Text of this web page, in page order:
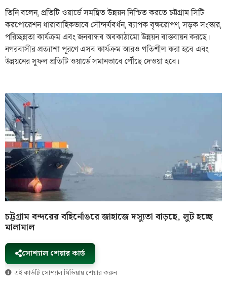
তিনি বলেন, প্রতিটি ওয়ার্ডে সমন্বিত উন্নয়ন নিশ্চিত করতে চট্টগ্রাম সিটি
করপোরেশন ধারাবাহিকভাবে সৌন্দর্যবর্ধন, ব্যাপক বৃক্ষরোপণ, সড়ক সংস্কার,
পরিচ্ছন্নতা কার্যক্রম এবং জনবান্ধব অবকাঠামো উন্নয়ন বাস্তবায়ন করছে।
নগরবাসীর প্রত্যাশা পূরণে এসব কার্যক্রম আরও গতিশীল করা হবে এবং
উন্নয়নের সুফল প্রতিটি ওয়ার্ডে সমানভাবে পৌঁছে দেওয়া হবে।
চট্টগ্রাম বন্দরের বহির্নোঙরে জাহাজে দস্যুতা বাড়ছে, লুট হচ্ছে
মালামাল
সোশ্যাল শেয়ার কার্ড
এই কার্ডটি সোশ্যাল মিডিয়ায় শেয়ার করুন